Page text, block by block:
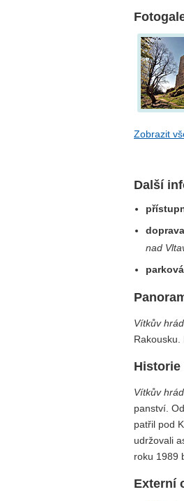
Zobrazit
Další
doprava
nad
Vítkův
Rakousku.
Historie
Vítkův
panství.
patřil pod
udržovali
roku 1989
Externí